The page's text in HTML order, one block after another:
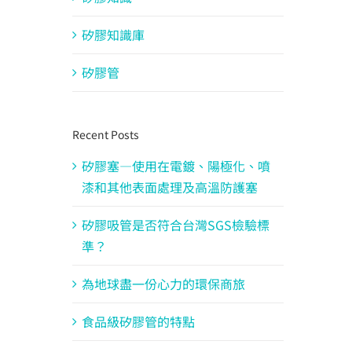
矽膠知識庫
矽膠管
Recent Posts
矽膠塞—使用在電鍍、陽極化、噴
漆和其他表面處理及高溫防護塞
矽膠吸管是否符合台灣SGS檢驗標
準？
為地球盡一份心力的環保商旅
食品級矽膠管的特點